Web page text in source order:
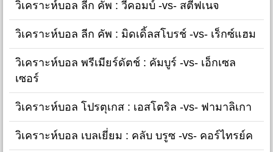
วิเคราะห์บอล ลีก คัพ : วีคอมบ์ -vs- สตีฟเนจ
วิเคราะห์บอล ลีก คัพ : มิดเดิ้ลสโบรช์ -vs- เร็กซ์แฮม
วิเคราะห์บอล พรีเมียร์ดัตช์ : คัมบูร์ -vs- เอ็กเซล
เซอร์
วิเคราะห์บอล โปรตุเกส : เอสโตริล -vs- ฟามาลิเกา
วิเคราะห์บอล เบลเยี่ยม : คลับ บรูซ -vs- คอร์ไทรย์ค